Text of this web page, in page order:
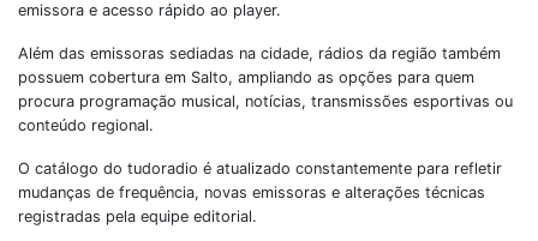
emissora e acesso rápido ao player.
Além das emissoras sediadas na cidade, rádios da região também
possuem cobertura em Salto, ampliando as opções para quem
procura programação musical, notícias, transmissões esportivas ou
conteúdo regional.
O catálogo do tudoradio é atualizado constantemente para refletir
mudanças de frequência, novas emissoras e alterações técnicas
registradas pela equipe editorial.